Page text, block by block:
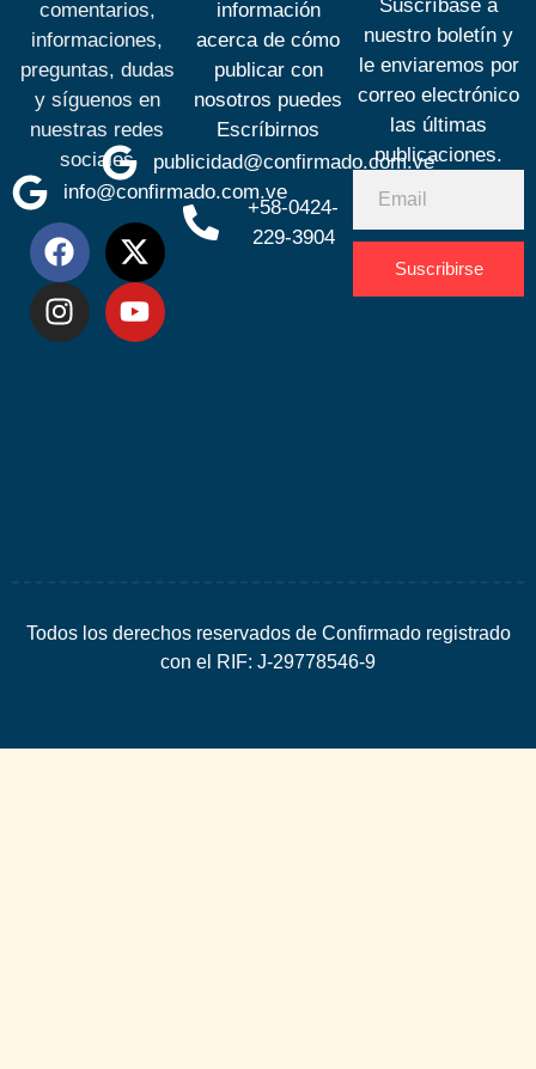
comentarios,
informaciones,
preguntas, dudas
y síguenos en
nuestras redes
sociales
info@confirmado.com.ve
información
acerca de cómo
publicar con
nosotros puedes
Escríbirnos
publicidad@confirmado.com.ve
+58-0424-
229-3904
Suscríbase a
nuestro boletín y
le enviaremos por
correo electrónico
las últimas
publicaciones.
Suscribirse
Todos los derechos reservados de Confirmado registrado
con el RIF: J-29778546-9